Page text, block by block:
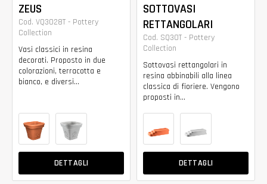
ZEUS
Cod. VQ3028T - Pottery
Collection
Vasi classici in resina
decorati. Proposto in due
colorazioni, terracotta e
bianco, e diversi...
DETTAGLI
SOTTOVASI
RETTANGOLARI
Cod. SQ30T - Pottery
Collection
Sottovasi rettangolari in
resina abbinabili alla linea
classica di fioriere. Vengono
proposti in...
DETTAGLI